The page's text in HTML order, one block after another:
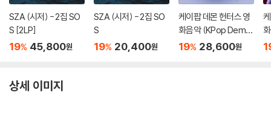
SZA (시저) - 2집 SO
S [2LP]
19% 45,800원
SZA (시저) - 2집 SO
S
19% 20,400원
케이팝 데몬 헌터스 영
화음악 (KPop Demo
n Hunters From The
19% 28,600원
n
상세 이미지